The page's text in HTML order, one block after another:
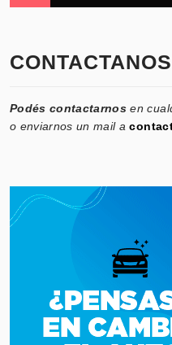
CONTACTANOS
Podés contactarnos en
o enviarnos un mail a